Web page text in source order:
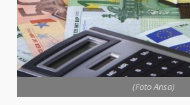
(Foto Ansa)